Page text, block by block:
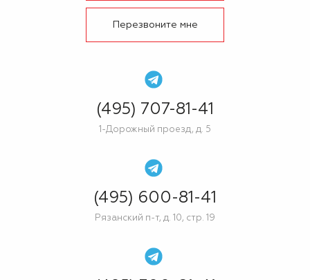
Перезвоните мне
(495) 707-81-41
1-Дорожный проезд, д. 5
(495) 600-81-41
Рязанский п-т, д. 10, стр. 19